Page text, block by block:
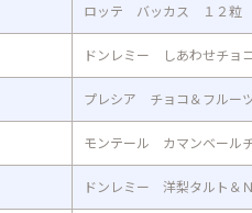
ロッテ バッカス １２粒
ドンレミー しあわせチョ
プレシア チョコ＆フルー
モンテール カマンベール
ドンレミー 洋梨タルト＆